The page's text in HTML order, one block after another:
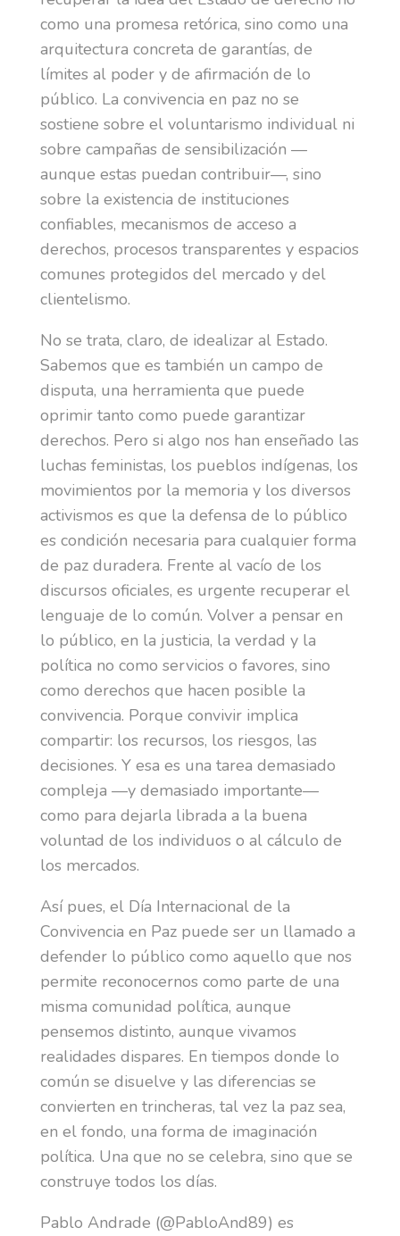
como una promesa retórica, sino como una
arquitectura concreta de garantías, de
límites al poder y de afirmación de lo
público. La convivencia en paz no se
sostiene sobre el voluntarismo individual ni
sobre campañas de sensibilización —
aunque estas puedan contribuir—, sino
sobre la existencia de instituciones
confiables, mecanismos de acceso a
derechos, procesos transparentes y espacios
comunes protegidos del mercado y del
clientelismo.
No se trata, claro, de idealizar al Estado.
Sabemos que es también un campo de
disputa, una herramienta que puede
oprimir tanto como puede garantizar
derechos. Pero si algo nos han enseñado las
luchas feministas, los pueblos indígenas, los
movimientos por la memoria y los diversos
activismos es que la defensa de lo público
es condición necesaria para cualquier forma
de paz duradera. Frente al vacío de los
discursos oficiales, es urgente recuperar el
lenguaje de lo común. Volver a pensar en
lo público, en la justicia, la verdad y la
política no como servicios o favores, sino
como derechos que hacen posible la
convivencia. Porque convivir implica
compartir: los recursos, los riesgos, las
decisiones. Y esa es una tarea demasiado
compleja —y demasiado importante—
como para dejarla librada a la buena
voluntad de los individuos o al cálculo de
los mercados.
Así pues, el Día Internacional de la
Convivencia en Paz puede ser un llamado a
defender lo público como aquello que nos
permite reconocernos como parte de una
misma comunidad política, aunque
pensemos distinto, aunque vivamos
realidades dispares. En tiempos donde lo
común se disuelve y las diferencias se
convierten en trincheras, tal vez la paz sea,
en el fondo, una forma de imaginación
política. Una que no se celebra, sino que se
construye todos los días.
Pablo Andrade (@PabloAnd89) es